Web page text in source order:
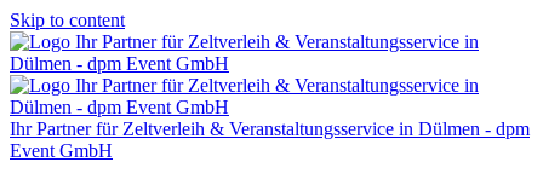
Skip to content
Ihr Partner für Zeltverleih & Veranstaltungsservice in Dülmen - dpm
Event GmbH